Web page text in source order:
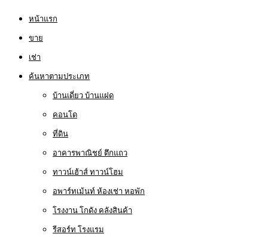
หน้าแรก
ขาย
เช่า
ค้นหาตามประเภท
บ้านเดี่ยว บ้านแฝด
คอนโด
ที่ดิน
อาคารพาณิชย์ ตึกแถว
ทาวน์เฮ้าส์ ทาวน์โฮม
อพาร์ทเม้นท์ ห้องเช่า หอพัก
โรงงาน โกดัง คลังสินค้า
รีสอร์ท โรงแรม